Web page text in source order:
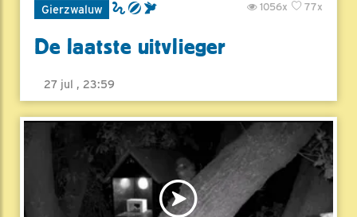
Gierzwaluw 77x
1056x
De laatste uitvlieger
27 jul , 23:59